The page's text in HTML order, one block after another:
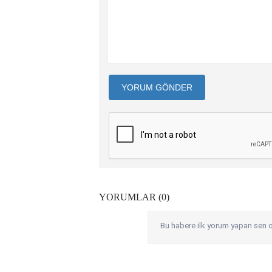
YORUM GÖNDER
YORUMLAR (0)
Bu habere ilk yorum yapan sen